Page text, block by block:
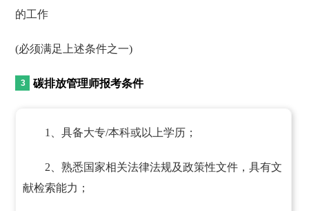
的工作
(必须满足上述条件之一)
碳排放管理师报考条件
1、具备大专/本科或以上学历；
2、熟悉国家相关法律法规及政策性文件，具有文
献检索能力；